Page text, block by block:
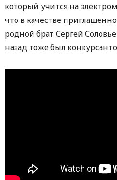
который учится на
что в качестве
родной брат Сергей
назад тоже был